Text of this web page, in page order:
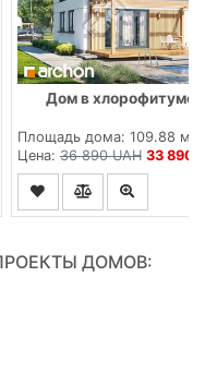
Дом в хлорофитуме
Площадь дома: 109.88 м
Цена:36 890 UAH 33 890
ДОМОВ: